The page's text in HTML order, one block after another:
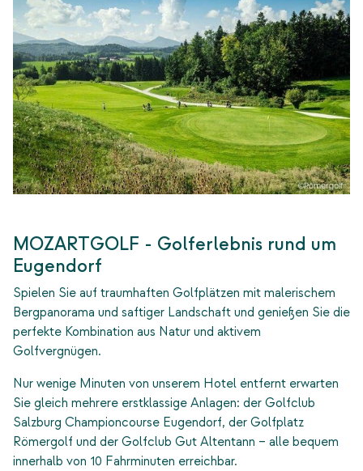
MOZARTGOLF - Golferlebnis rund um
Eugendorf
Spielen Sie auf traumhaften Golfplätzen mit malerischem
Bergpanorama und saftiger Landschaft und genießen Sie die
perfekte Kombination aus Natur und aktivem
Golfvergnügen.
Nur wenige Minuten von unserem Hotel entfernt erwarten
Sie gleich mehrere erstklassige Anlagen: der Golfclub
Salzburg Championcourse Eugendorf, der Golfplatz
Römergolf und der Golfclub Gut Altentann – alle bequem
innerhalb von 10 Fahrminuten erreichbar.